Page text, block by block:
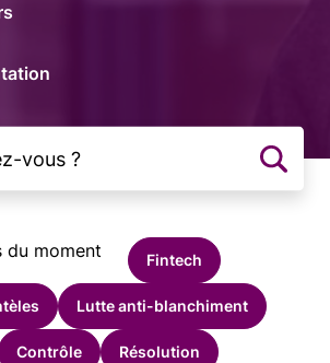
du moment Fintech
Lutte anti-blanchiment
Contrôle Résolution